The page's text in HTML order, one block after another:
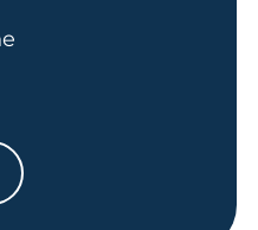
: CALCULEZ VOS